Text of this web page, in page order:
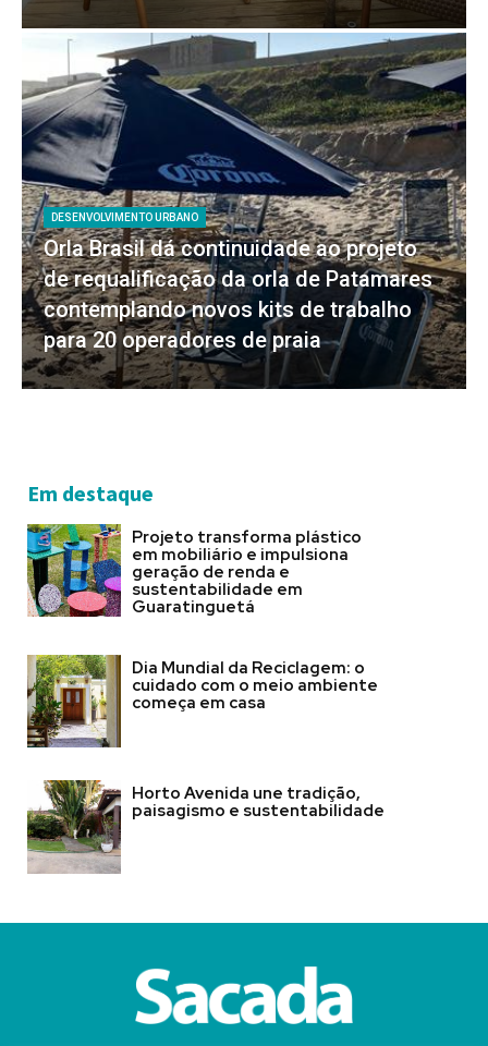
DESENVOLVIMENTO URBANO
Orla Brasil dá continuidade ao projeto
de requalificação da orla de Patamares
contemplando novos kits de trabalho
para 20 operadores de praia
Em destaque
Projeto transforma plástico
em mobiliário e impulsiona
geração de renda e
sustentabilidade em
Guaratinguetá
Dia Mundial da Reciclagem: o
cuidado com o meio ambiente
começa em casa
Horto Avenida une tradição,
paisagismo e sustentabilidade